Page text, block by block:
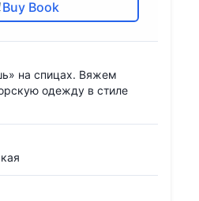
Buy Book
на спицах. Вяжем
одежду в стиле